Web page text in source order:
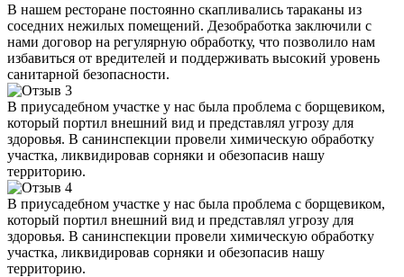
В нашем ресторане постоянно скапливались тараканы из
соседних нежилых помещений. Дезобработка заключили с
нами договор на регулярную обработку, что позволило нам
избавиться от вредителей и поддерживать высокий уровень
санитарной безопасности.
В приусадебном участке у нас была проблема с борщевиком,
который портил внешний вид и представлял угрозу для
здоровья. В санинспекции провели химическую обработку
участка, ликвидировав сорняки и обезопасив нашу
территорию.
В приусадебном участке у нас была проблема с борщевиком,
который портил внешний вид и представлял угрозу для
здоровья. В санинспекции провели химическую обработку
участка, ликвидировав сорняки и обезопасив нашу
территорию.